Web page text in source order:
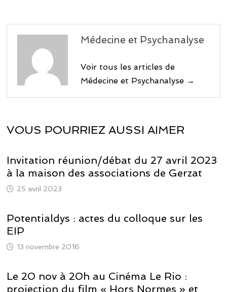
Médecine et Psychanalyse
Voir tous les articles de
Médecine et Psychanalyse →
VOUS POURRIEZ AUSSI AIMER
Invitation réunion/débat du 27 avril 2023
à la maison des associations de Gerzat
25 avril 2023
Potentialdys : actes du colloque sur les
EIP
13 novembre 2016
Le 20 nov à 20h au Cinéma Le Rio :
projection du film « Hors Normes » et